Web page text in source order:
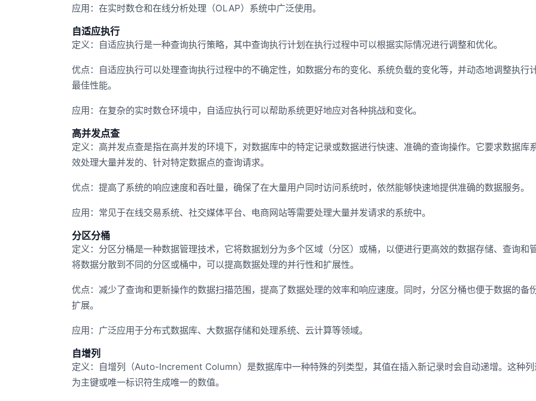
应用：在实时数仓和在线分析处理（OLAP）系统中广泛使用。
自适应执行
定义：自适应执行是一种查询执行策略，其中查询执行计划在执行过程中可以根据实际情况进行调整和优化。
优点：自适应执行可以处理查询执行过程中的不确定性，如数据分布的变化、系统负载的变化等，并动态地调整执行
最佳性能。
应用：在复杂的实时数仓环境中，自适应执行可以帮助系统更好地应对各种挑战和变化。
高并发点查
定义：高并发点查是指在高并发的环境下，对数据库中的特定记录或数据进行快速、准确的查询操作。它要求数据库
效处理大量并发的、针对特定数据点的查询请求。
优点：提高了系统的响应速度和吞吐量，确保了在大量用户同时访问系统时，依然能够快速地提供准确的数据服务。
应用：常见于在线交易系统、社交媒体平台、电商网站等需要处理大量并发请求的系统中。
分区分桶
定义：分区分桶是一种数据管理技术，它将数据划分为多个区域（分区）或桶，以便进行更高效的数据存储、查询和
将数据分散到不同的分区或桶中，可以提高数据处理的并行性和扩展性。
优点：减少了查询和更新操作的数据扫描范围，提高了数据处理的效率和响应速度。同时，分区分桶也便于数据的备
扩展。
应用：广泛应用于分布式数据库、大数据存储和处理系统、云计算等领域。
自增列
定义：自增列（Auto-Increment Column）是数据库中一种特殊的列类型，其值在插入新记录时会自动递增。这种
为主键或唯一标识符生成唯一的数值。